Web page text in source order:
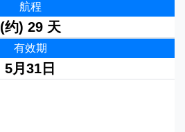
航程
(约) 29 天
有效期
5月31日